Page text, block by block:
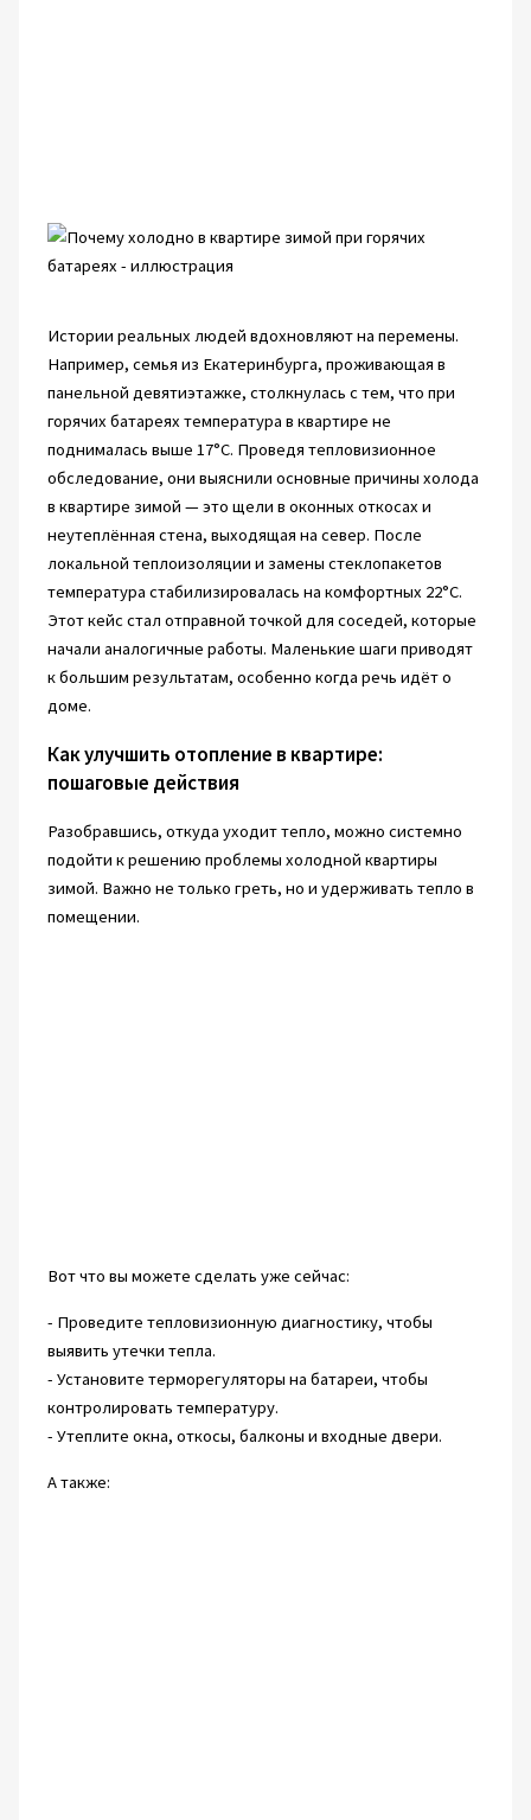
Истории реальных людей вдохновляют на перемены.
Например, семья из Екатеринбурга, проживающая в
панельной девятиэтажке, столкнулась с тем, что при
горячих батареях температура в квартире не
поднималась выше 17°C. Проведя тепловизионное
обследование, они выяснили основные причины холода
в квартире зимой — это щели в оконных откосах и
неутеплённая стена, выходящая на север. После
локальной теплоизоляции и замены стеклопакетов
температура стабилизировалась на комфортных 22°C.
Этот кейс стал отправной точкой для соседей, которые
начали аналогичные работы. Маленькие шаги приводят
к большим результатам, особенно когда речь идёт о
доме.
Как улучшить отопление в квартире:
пошаговые действия
Разобравшись, откуда уходит тепло, можно системно
подойти к решению проблемы холодной квартиры
зимой. Важно не только греть, но и удерживать тепло в
помещении.
Вот что вы можете сделать уже сейчас:
- Проведите тепловизионную диагностику, чтобы
выявить утечки тепла.
- Установите терморегуляторы на батареи, чтобы
контролировать температуру.
- Утеплите окна, откосы, балконы и входные двери.
А также: